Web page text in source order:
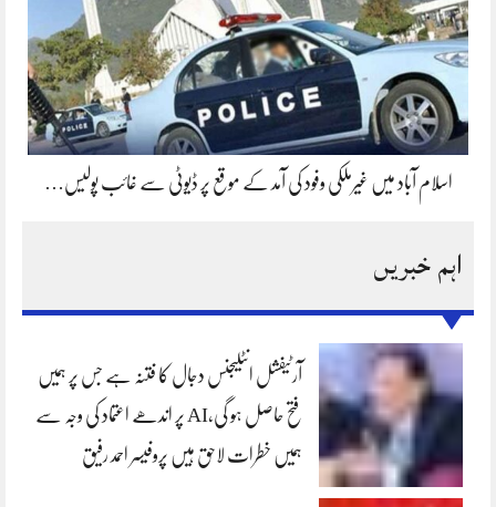
اسلام آباد میں غیرملکی وفود کی آمد کے موقع پر ڈیوٹی سے غائب پولیس…
اہم خبریں
آرٹیفشل انٹلیجنس دجال کا فتنہ ہے جس پر ہمیں
فتح حاصل ہو گی،AI پر اندھے اعتماد کی وجہ سے
ہمیں خطرات لاحق ہیں پروفیسر احمد رفیق